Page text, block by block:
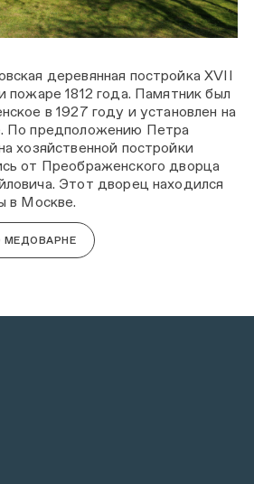
деревянная постройка XVII
пожаре 1812 года. Памятник был
в 1927 году и установлен на
По предположению Петра
хозяйственной постройки
от Преображенского дворца
Этот дворец находился
в Москве.
МЕДОВАРНЕ